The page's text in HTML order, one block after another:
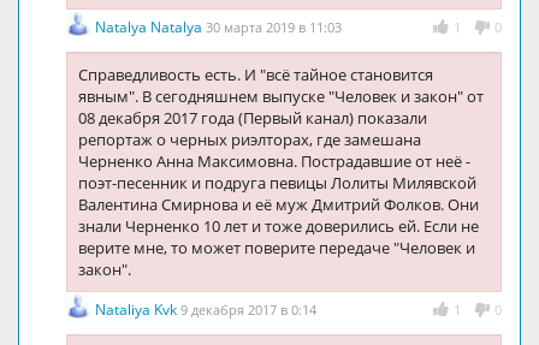
1 0
Natalya Natalya 30 марта 2019 в 11:03
Справедливость есть. И "всё тайное становится
явным". В сегодняшнем выпуске "Человек и закон" от
08 декабря 2017 года (Первый канал) показали
репортаж о черных риэлторах, где замешана
Черненко Анна Максимовна. Пострадавшие от неё -
поэт-песенник и подруга певицы Лолиты Милявской
Валентина Смирнова и её муж Дмитрий Фолков. Они
знали Черненко 10 лет и тоже доверились ей. Если не
верите мне, то может поверите передаче "Человек и
закон".
1 0
Nataliya Kvk 9 декабря 2017 в 0:14